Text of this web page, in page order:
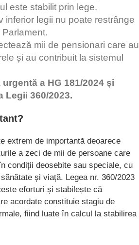
este stabilit prin lege.
inferior legii nu poate restrânge
mii de pensionari care au
și au contribuit la sistemul
a HG 181/2024 și
Legii 360/2023.
extrem de importantă deoarece
a zeci de mii de persoane care
condiții deosebite sau speciale, cu
și viață. Legea nr. 360/2023
eforturi și stabilește că
acordate constituie stagiu de
fiind luate în calcul la stabilirea